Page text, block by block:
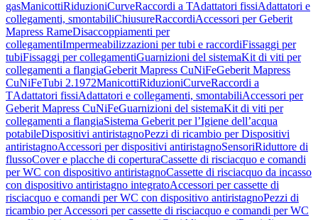
gasManicottiRiduzioniCurveRaccordi a TAdattatori fissiAdattatori e
collegamenti, smontabiliChiusureRaccordiAccessori per Geberit
Mapress RameDisaccoppiamenti per
collegamentiImpermeabilizzazioni per tubi e raccordiFissaggi per
tubiFissaggi per collegamentiGuarnizioni del sistemaKit di viti per
collegamenti a flangiaGeberit Mapress CuNiFeGeberit Mapress
CuNiFeTubi 2.1972ManicottiRiduzioniCurveRaccordi a
TAdattatori fissiAdattatori e collegamenti, smontabiliAccessori per
Geberit Mapress CuNiFeGuarnizioni del sistemaKit di viti per
collegamenti a flangiaSistema Geberit per l’Igiene dell’acqua
potabileDispositivi antiristagnoPezzi di ricambio per Dispositivi
antiristagnoAccessori per dispositivi antiristagnoSensoriRiduttore di
flussoCover e placche di coperturaCassette di risciacquo e comandi
per WC con dispositivo antiristagnoCassette di risciacquo da incasso
con dispositivo antiristagno integratoAccessori per cassette di
risciacquo e comandi per WC con dispositivo antiristagnoPezzi di
ricambio per Accessori per cassette di risciacquo e comandi per WC